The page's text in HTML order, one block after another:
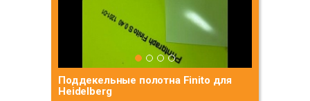
Поддекельные полотна Finito для
Heidelberg